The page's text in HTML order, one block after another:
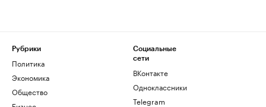
Рубрики
Политика
Экономика
Общество
Социальные
сети
ВКонтакте
Одноклассники
Telegram